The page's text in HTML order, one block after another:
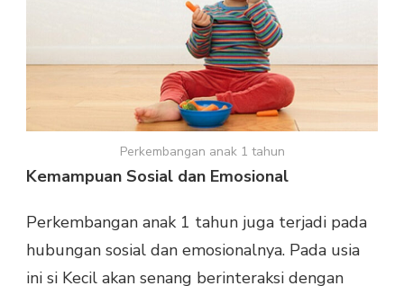
Perkembangan anak 1 tahun
Kemampuan Sosial dan Emosional
Perkembangan anak 1 tahun juga terjadi pada
hubungan sosial dan emosionalnya. Pada usia
ini si Kecil akan senang berinteraksi dengan